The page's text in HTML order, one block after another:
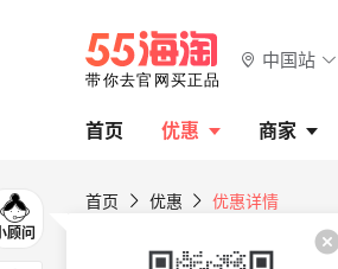
中国站
首页 优惠 商家
首页 优惠 优惠详情